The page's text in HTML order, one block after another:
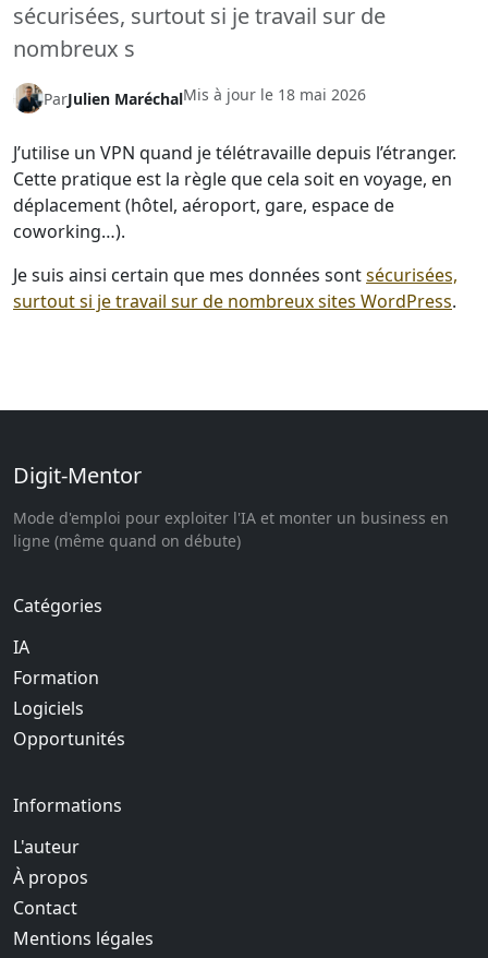
sécurisées, surtout si je travail sur de
nombreux s
ParJulien MaréchalMis à jour le 18 mai 2026
J’utilise un VPN quand je télétravaille depuis l’étranger.
Cette pratique est la règle que cela soit en voyage, en
déplacement (hôtel, aéroport, gare, espace de
coworking…).
Je suis ainsi certain que mes données sontsécurisées,
surtout si je travail sur de nombreux sites WordPress.
Digit-Mentor
Mode d'emploi pour exploiter l'IA et monter un business en
ligne (même quand on débute)
Catégories
IA
Formation
Logiciels
Opportunités
Informations
L'auteur
À propos
Contact
Mentions légales